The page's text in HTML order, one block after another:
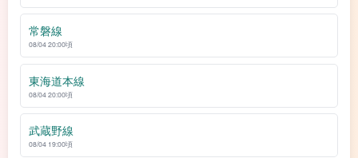
常磐線
08/04 20:00頃
東海道本線
08/04 20:00頃
武蔵野線
08/04 19:00頃